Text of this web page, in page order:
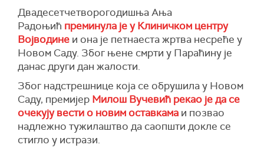
Двадесетчетворогодишња Ања
Радоњић преминула је у Клиничком центру
Војводине и она је петнаеста жртва несреће у
Новом Саду. Због њене смрти у Параћину је
данас други дан жалости.
Због надстрешнице која се обрушила у Новом
Саду, премијер Милош Вучевић рекао је да се
очекују вести о новим оставкама и позвао
надлежно тужилаштво да саопшти докле се
стигло у истрази.